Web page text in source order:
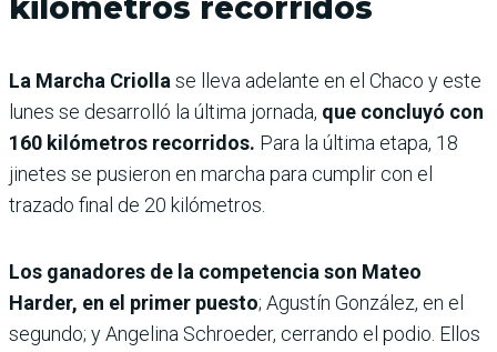
kilómetros recorridos
La Marcha Criollase lleva adelante en el Chaco y este
lunes se desarrolló la última jornada, que concluyó con
160 kilómetros recorridos. Para la última etapa, 18
jinetes se pusieron en marcha para cumplir con el
trazado final de 20 kilómetros.
Los ganadores de la competencia son Mateo
Harder, en el primer puesto; Agustín González, en el
segundo; y Angelina Schroeder, cerrando el podio. Ellos